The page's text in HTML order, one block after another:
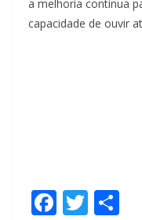
a melhoria contínua
capacidade de ouvir
F T